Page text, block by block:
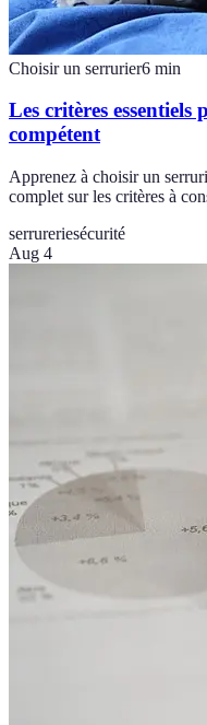
Choisir un serrurier6 min
Les critères
compétent
Apprenez à choisir un
complet sur les critères à
serrureriesécurité
Aug 4